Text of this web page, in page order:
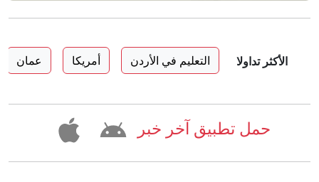
الأكثر تداولا التعليم في الأردن أمريكا عمان
حمل تطبيق آخر خبر